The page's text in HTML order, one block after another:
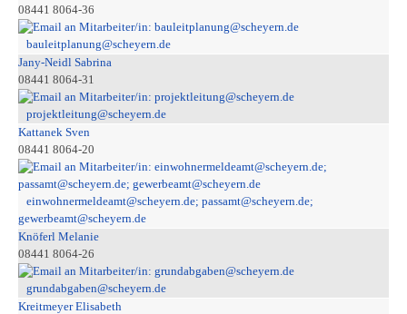
08441 8064-36
bauleitplanung@scheyern.de
Jany-Neidl Sabrina
08441 8064-31
projektleitung@scheyern.de
Kattanek Sven
08441 8064-20
einwohnermeldeamt@scheyern.de; passamt@scheyern.de;
gewerbeamt@scheyern.de
Knöferl Melanie
08441 8064-26
grundabgaben@scheyern.de
Kreitmeyer Elisabeth